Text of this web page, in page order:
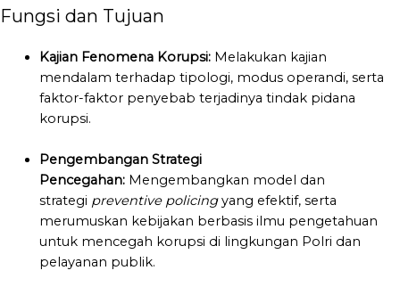
Fungsi dan Tujuan
Kajian Fenomena Korupsi: Melakukan kajian
mendalam terhadap tipologi, modus operandi, serta
faktor-faktor penyebab terjadinya tindak pidana
korupsi.
Pengembangan Strategi
Pencegahan: Mengembangkan model dan
strategi preventive policing yang efektif, serta
merumuskan kebijakan berbasis ilmu pengetahuan
untuk mencegah korupsi di lingkungan Polri dan
pelayanan publik.